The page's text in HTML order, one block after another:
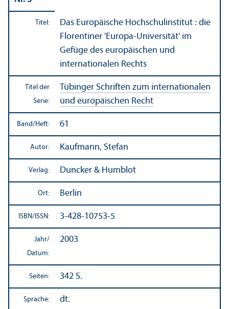
Titel:
Das Europäische Hochschul­institut : die
Florentiner 'Europa-Universität' im
Gefüge des europäischen und
internationalen Rechts
Titel der
Serie:
Tübinger Schriften zum internationalen
und europäischen Recht
Band/Heft: 61
Autor: Kaufmann, Stefan
Verlag: Duncker & Humblot
Ort: Berlin
ISBN/ ISSN: 3-428-10753-5
Jahr/
Datum:
2003
Seiten: 342 S.
Sprache: dt.